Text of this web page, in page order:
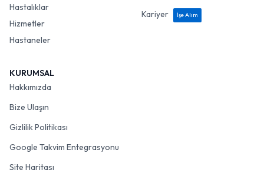
Hastalıklar
Hizmetler
Hastaneler
Kariyer
İşe Alım
KURUMSAL
Hakkımızda
Bize Ulaşın
Gizlilik Politikası
Google Takvim Entegrasyonu
Site Haritası